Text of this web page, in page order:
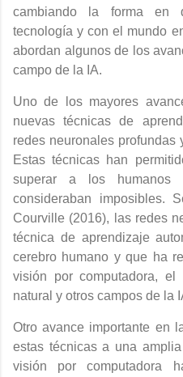
cambiando la forma en
tecnología y con el mundo
abordan algunos de los
campo de la IA.
Uno de los mayores
nuevas técnicas de
redes neuronales profundas
Estas técnicas han
superar a los
consideraban imposibles.
Courville (2016), las redes
técnica de aprendizaje
cerebro humano y que ha
visión por computadora, el
natural y otros campos de la
Otro avance importante en
estas técnicas a una
visión por computadora